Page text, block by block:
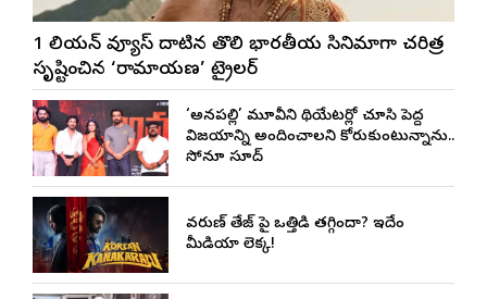
1 బిలియన్ వ్యూస్ దాటిన తొలి భారతీయ సినిమాగా చరిత్ర
సృష్టించిన ‘రామాయణ’ ట్రైలర్
‘అనకాపల్లి’ మూవీని థియేటర్లో చూసి పెద్ద
విజయాన్ని అందించాలని కోరుకుంటున్నాను..
సోనూ సూద్
వరుణ్ తేజ్‌ పై ఒత్తిడి తగ్గిందా? ఇదేం
మీడియా లెక్క!